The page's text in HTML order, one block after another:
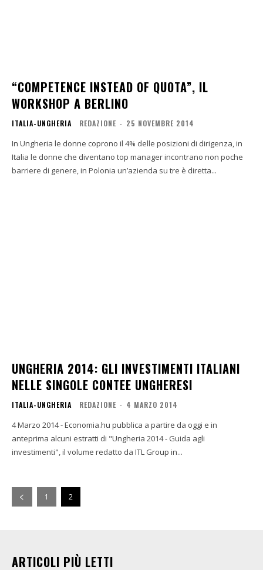
“COMPETENCE INSTEAD OF QUOTA”, IL
WORKSHOP A BERLINO
ITALIA-UNGHERIA REDAZIONE - 25 NOVEMBRE 2014
In Ungheria le donne coprono il 4% delle posizioni di dirigenza, in
Italia le donne che diventano top manager incontrano non poche
barriere di genere, in Polonia un’azienda su tre è diretta...
UNGHERIA 2014: GLI INVESTIMENTI ITALIANI
NELLE SINGOLE CONTEE UNGHERESI
ITALIA-UNGHERIA REDAZIONE - 4 MARZO 2014
4 Marzo 2014 - Economia.hu pubblica a partire da oggi e in
anteprima alcuni estratti di "Ungheria 2014 - Guida agli
investimenti", il volume redatto da ITL Group in...
1 2
ARTICOLI PIÙ LETTI